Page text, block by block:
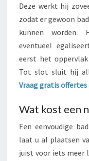
Deze werkt hij
zodat er gewoon
kunnen worden.
eventueel
eerst het
Tot slot sluit hij
Vraag gratis offertes
Wat kost een
Een eenvoudige
laat u al plaatsen
juist voor iets meer